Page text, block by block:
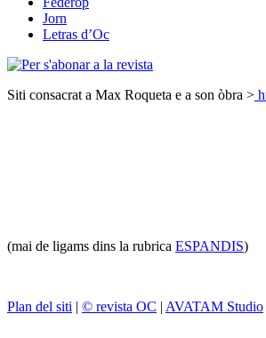
Jorn
Letras d’Oc
Siti consacrat a Max Roqueta e a son òbra >
(mai de ligams dins la rubrica ESPANDIS)
Plan del siti | © revista OC | AVATAM Studio